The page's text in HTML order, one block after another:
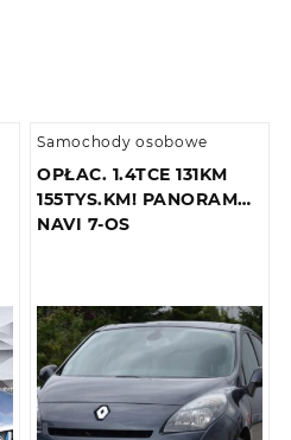
Samochody osobowe
OPŁAC. 1.4TCE 131KM
155TYS.KM! PANORAMA
NAVI 7-OS